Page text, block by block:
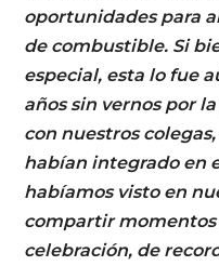
oportunidades para
de combustible. Si
especial, esta lo fue
años sin vernos por
con nuestros
habían integrado en
habíamos visto en
compartir momentos
celebración, de